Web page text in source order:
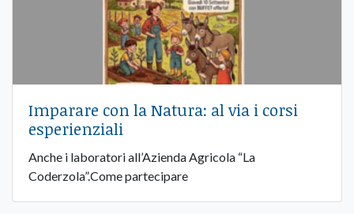
Imparare con la Natura: al via i corsi
esperienziali
Anche i laboratori all’Azienda Agricola “La
Coderzola”.Come partecipare